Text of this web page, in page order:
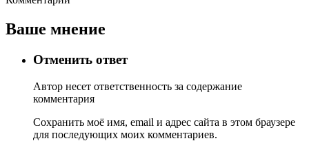
Ваше мнение
Отменить ответ
Автор несет ответственность за содержание
комментария
Сохранить моё имя, email и адрес сайта в этом браузере
для последующих моих комментариев.